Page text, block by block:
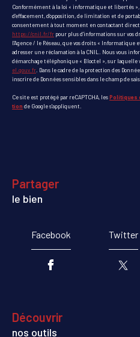
Conformément à la loi « informatique et libertés »,
d’effacement, d’opposition, de limitation et de
consentement à tout moment en contactant
https://cnil.fr/fr pour plus d’informations sur vos
l'Agence / le Réseau, que vos droits « Informatique
adresser une réclamation à la CNIL. Nous vous
démarchage téléphonique « Bloctel », sur laquelle
el.gouv.fr . Dans le cadre de la protection des
inscrire de Données sensibles dans le champ de
Ce site est protégé par reCAPTCHA, lesPolitiques
tion de Google s'appliquent.
partager
le bien
Facebook Twitter
découvrir
nos outils